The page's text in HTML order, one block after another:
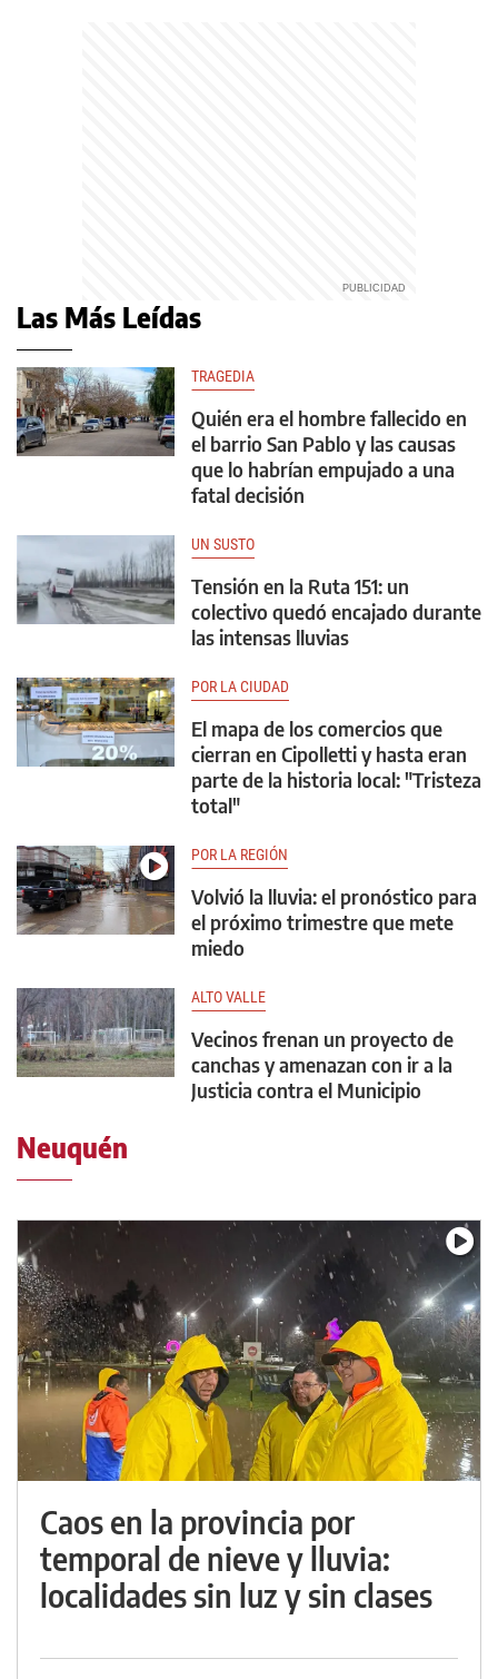
Las Más Leídas
TRAGEDIA
Quién era el hombre fallecido en
el barrio San Pablo y las causas
que lo habrían empujado a una
fatal decisión
UN SUSTO
Tensión en la Ruta 151: un
colectivo quedó encajado durante
las intensas lluvias
POR LA CIUDAD
El mapa de los comercios que
cierran en Cipolletti y hasta eran
parte de la historia local: "Tristeza
total"
POR LA REGIÓN
Volvió la lluvia: el pronóstico para
el próximo trimestre que mete
miedo
ALTO VALLE
Vecinos frenan un proyecto de
canchas y amenazan con ir a la
Justicia contra el Municipio
Neuquén
Caos en la provincia por
temporal de nieve y lluvia:
localidades sin luz y sin clases